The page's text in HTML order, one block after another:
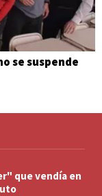
se suspende
que vendía en